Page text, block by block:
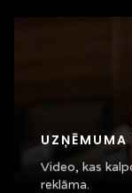
Video, kas
reklāma.